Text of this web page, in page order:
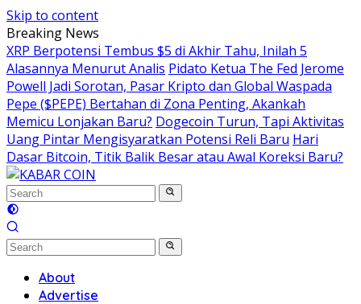
Skip to content
Breaking News
XRP Berpotensi Tembus $5 di Akhir Tahu, Inilah 5
Alasannya Menurut Analis Pidato Ketua The Fed Jerome
Powell Jadi Sorotan, Pasar Kripto dan Global Waspada
Pepe ($PEPE) Bertahan di Zona Penting, Akankah
Memicu Lonjakan Baru? Dogecoin Turun, Tapi Aktivitas
Uang Pintar Mengisyaratkan Potensi Reli Baru Hari
Dasar Bitcoin, Titik Balik Besar atau Awal Koreksi Baru?
About
Advertise